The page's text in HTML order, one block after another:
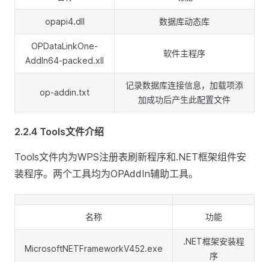
opapi4.dll 数据库动态库
OPDataLinkOne-
AddIn64-packed.xll
软件主程序
op-addin.txt
记录数据库连接信息，加载项添
加成功后产生此配置文件
2.2.4 Tools文件介绍
Tools文件内为WPS注册表刷新程序和.NET框架组件安
装程序。两个工具均为OPAddIn辅助工具。
名称 功能
MicrosoftNETFrameworkV452.exe
.NET框架安装程
序